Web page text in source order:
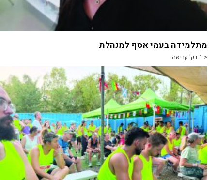
מתלמידה בעמי אסף למנהלת
< 1 דק' קריאה